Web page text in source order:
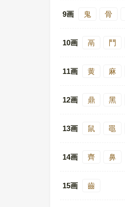
9画 鬼 骨
10画 鬲 鬥
11画 黄 麻
12画 鼎 黑
13画 鼠 黽
14画 齊 鼻
15画 齒